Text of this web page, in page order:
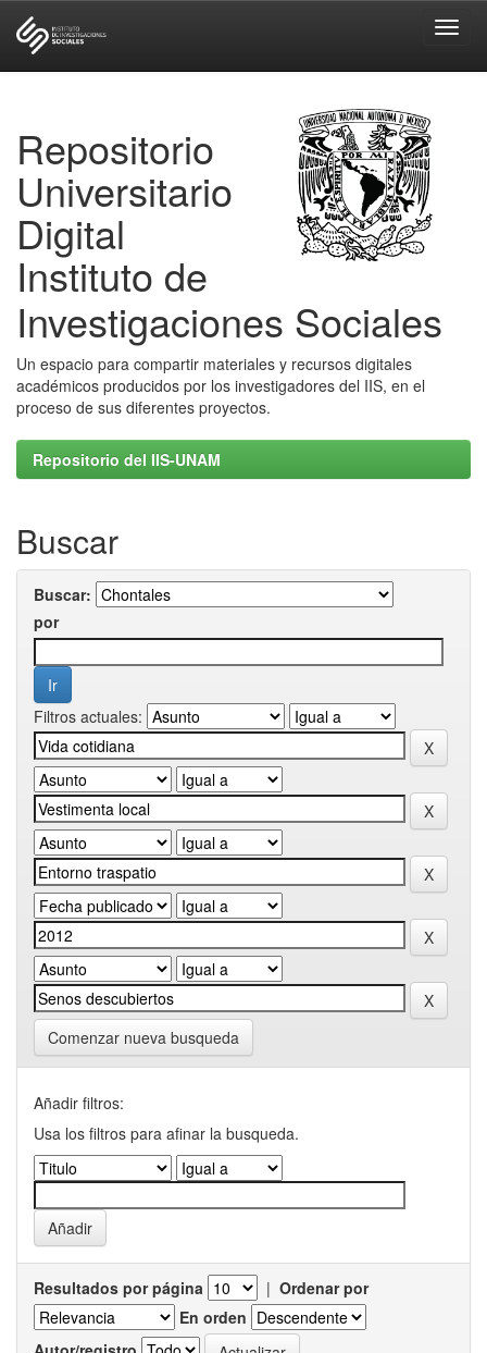
Repositorio
Universitario
Digital
Instituto de
Investigaciones Sociales
Un espacio para compartir materiales y recursos digitales
académicos producidos por los investigadores del IIS, en el
proceso de sus diferentes proyectos.
Repositorio del IIS-UNAM
Buscar
Buscar:
por
Filtros actuales:
Comenzar nueva busqueda
Añadir filtros:
Usa los filtros para afinar la busqueda.
Resultados por página | Ordenar por
En orden